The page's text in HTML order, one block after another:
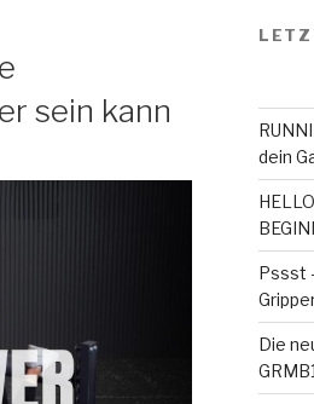
sein kann
dein
Pssst
Die